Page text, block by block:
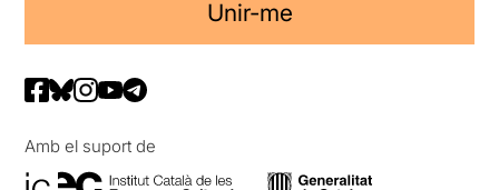
Unir-me
Amb el suport de